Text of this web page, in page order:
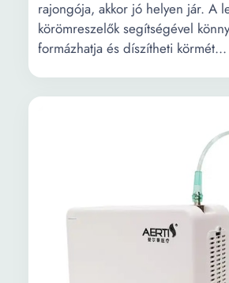
rajongója, akkor jó helyen jár. A
körömreszelők segítségével
formázhatja és díszítheti körmét...